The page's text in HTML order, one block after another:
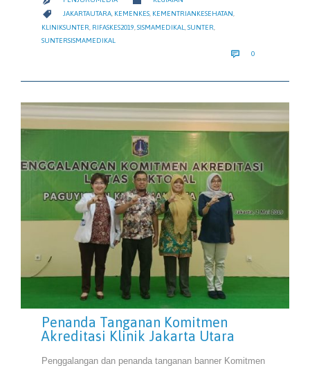
 CATEGORY
JAKARTAUTARA, KEMENKES, KEMENTRIANKESEHATAN,
KLINIKSUNTER RIFASKES2019 SISMAMEDIKAL SUNTER
SUNTERSISMAMEDIKAL
 0
Penanda Tanganan Komitmen
Akreditasi Klinik Jakarta Utara
Penggalangan dan penanda tanganan banner Komitmen